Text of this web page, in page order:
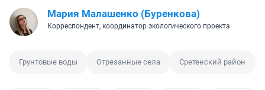
Мария Малашенко (Буренкова)
Корреспондент, координатор экологического проекта
Грунтовые воды Отрезанные села Сретенский район